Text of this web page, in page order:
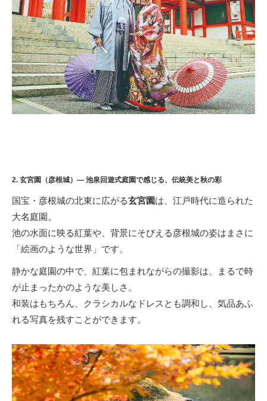
2. 玄宮園 （彦根城）— 池泉回遊式庭園で感じる、伝統美と秋の彩
国宝・彦根城の北東に広がる玄宮園は、江戸時代に造られた
大名庭園。
池の水面に映る紅葉や、背景にそびえる彦根城の姿はまさに
「絵画のような世界」です。
静かな庭園の中で、紅葉に包まれながらの撮影は、まるで時
が止まったかのような美しさ。
和装はもちろん、クラシカルなドレスとも調和し、気品あふ
れる写真を残すことができます。